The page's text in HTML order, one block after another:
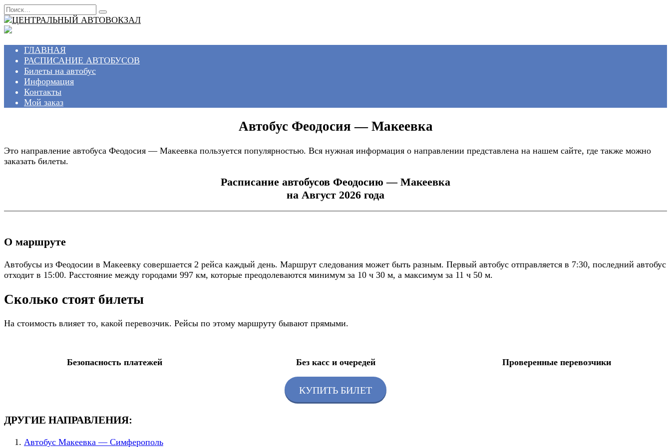
Перейти
к
содержанию
Search
for:
ГЛАВНАЯ
РАСПИСАНИЕ АВТОБУСОВ
Билеты на автобус
Информация
Контакты
Мой заказ
Автобус Феодосия — Макеевка
Это направление автобуса Феодосия — Макеевка пользуется популярностью. Вся нужная информация о направлении представлена на нашем сайте, где также можно
заказать билеты.
Расписание автобусов Феодосию — Макеевка
на Август 2026 года
О маршруте
Автобусы из Феодосии в Макеевку совершается 2 рейса каждый день. Маршрут следования может быть разным. Первый автобус отправляется в 7:30, последний автобус
отходит в 15:00. Расстояние между городами 997 км, которые преодолеваются минимум за 10 ч 30 м, а максимум за 11 ч 50 м.
Сколько стоят билеты
На стоимость влияет то, какой перевозчик. Рейсы по этому маршруту бывают прямыми.
Безопасность платежей Без касс и очередей Проверенные перевозчики
КУПИТЬ БИЛЕТ
ДРУГИЕ НАПРАВЛЕНИЯ:
Автобус Макеевка — Симферополь